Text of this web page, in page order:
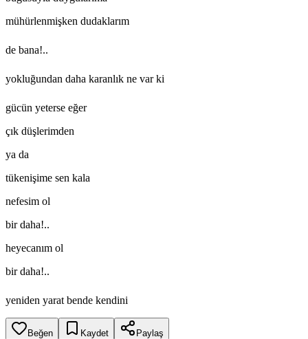
mühürlenmişken dudaklarım
de bana!..
yokluğundan daha karanlık ne var ki
gücün yeterse eğer
çık düşlerimden
ya da
tükenişime sen kala
nefesim ol
bir daha!..
heyecanım ol
bir daha!..
yeniden yarat bende kendini
Beğen Kaydet Paylaş